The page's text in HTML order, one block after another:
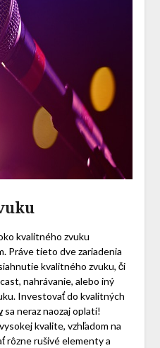
kvalitného zvuku
Práve tieto dve zariadenia
kvalitného zvuku, či
nahrávanie, alebo iný
Investovať do kvalitných
sa neraz naozaj oplatí!
kvalite, vzhľadom na
rôzne rušivé elementy a